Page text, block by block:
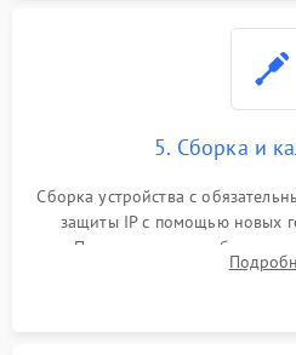
5. Сборка и
Сборка устройства с
защиты IP с помощью новых
Программная калибровка
абсолютно черному телу для